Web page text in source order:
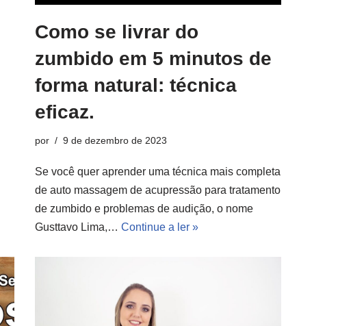
Como se livrar do
zumbido em 5 minutos de
forma natural: técnica
eficaz.
por 9 de dezembro de 2023
Se você quer aprender uma técnica mais completa
de auto massagem de acupressão para tratamento
de zumbido e problemas de audição, o nome
Gusttavo Lima,… Continue a ler »